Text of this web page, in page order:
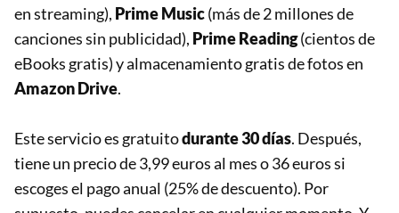
en streaming), Prime Music(más de 2 millones de
canciones sin publicidad), Prime Reading(cientos de
eBooks gratis) y almacenamiento gratis de fotos en
Amazon Drive.
Este servicio es gratuitodurante 30 días. Después,
tiene un precio de 3,99 euros al mes o 36 euros si
escoges el pago anual (25% de descuento). Por